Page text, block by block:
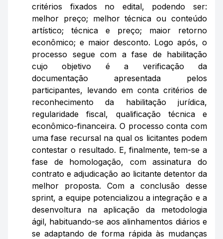
critérios fixados no edital, podendo ser:
melhor preço; melhor técnica ou conteúdo
artístico; técnica e preço; maior retorno
econômico; e maior desconto. Logo após, o
processo segue com a fase de habilitação
cujo objetivo é a verificação da
documentação apresentada pelos
participantes, levando em conta critérios de
reconhecimento da habilitação jurídica,
regularidade fiscal, qualificação técnica e
econômico-financeira. O processo conta com
uma fase recursal na qual os licitantes podem
contestar o resultado. E, finalmente, tem-se a
fase de homologação, com assinatura do
contrato e adjudicação ao licitante detentor da
melhor proposta. Com a conclusão desse
sprint, a equipe potencializou a integração e a
desenvoltura na aplicação da metodologia
ágil, habituando-se aos alinhamentos diários e
se adaptando de forma rápida às mudanças